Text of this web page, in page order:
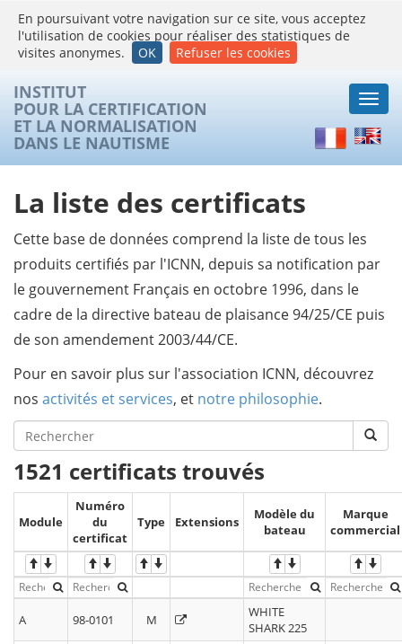
En poursuivant votre navigation sur ce site, vous acceptez
l'utilisation de cookies pour réaliser des statistiques de
visites anonymes.
OK Refuser les cookies
INSTITUT
POUR LA CERTIFICATION
ET LA NORMALISATION
DANS LE NAUTISME FrançaisEnglish
La liste des certificats
Cette base de données comprend la liste de tous les
produits certifiés par l'ICNN, depuis sa notification par
le gouvernement Français en octobre 1996, dans le
cadre de la directive bateau de plaisance 94/25/CE puis
de son amendement 2003/44/CE.
Pour en savoir plus sur l'association ICNN, découvrez
nos activités et services, et notre philosophie.
1521 certificats trouvés
Module
Numéro
du
certificat
Type Extensions
Modèle du
bateau
Marque
commercial
A 98-0101 M
WHITE
SHARK 225